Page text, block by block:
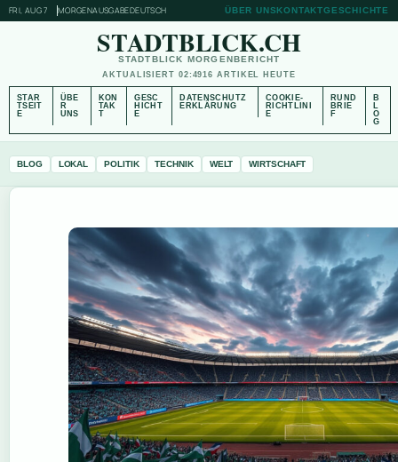
FRI, AUG 7 MORGENAUSGABEDEUTSCH ÜBER UNSKONTAKTGESCHICHTE
STADTBLICK.CH
STADTBLICK MORGENBERICHT
AKTUALISIERT 02:4916 ARTIKEL HEUTE
STAR
TSEIT
E
ÜBE
R
UNS
KON
TAK
T
GESC
HICHT
E
DATENSCHUTZ
ERKLÄRUNG
COOKIE-
RICHTLINI
E
RUND
BRIE
F
B
L
O
G
BLOG LOKAL POLITIK TECHNIK WELT WIRTSCHAFT